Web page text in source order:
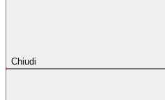
Chiudi